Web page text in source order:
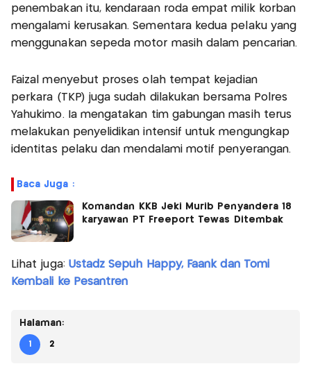
penembakan itu, kendaraan roda empat milik korban
mengalami kerusakan. Sementara kedua pelaku yang
menggunakan sepeda motor masih dalam pencarian.
Faizal menyebut proses olah tempat kejadian
perkara (TKP) juga sudah dilakukan bersama Polres
Yahukimo. Ia mengatakan tim gabungan masih terus
melakukan penyelidikan intensif untuk mengungkap
identitas pelaku dan mendalami motif penyerangan.
Baca Juga :
Komandan KKB Jeki Murib Penyandera 18
karyawan PT Freeport Tewas Ditembak
Lihat juga: Ustadz Sepuh Happy, Faank dan Tomi
Kembali ke Pesantren
Halaman:
1 2